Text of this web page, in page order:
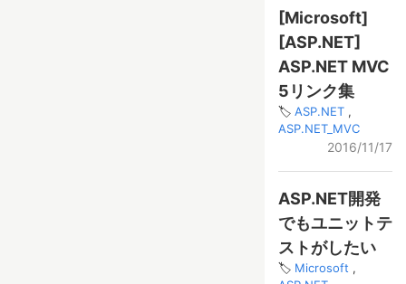
[Microsoft]
[ASP.NET]
ASP.NET MVC
5リンク集
ASP.NET
ASP.NET_MVC
2016/11/17
ASP.NET開発
でもユニットテ
ストがしたい
Microsoft